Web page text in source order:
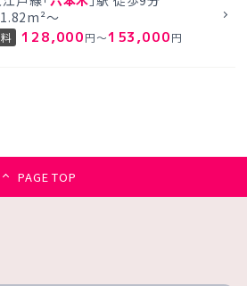
～
128,000円～153,000円
PAGE TOP